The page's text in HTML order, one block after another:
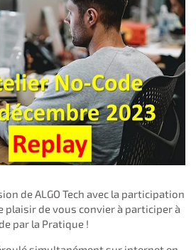
de ALGO Tech avec la participation
plaisir de vous convier à participer à
par la Pratique !